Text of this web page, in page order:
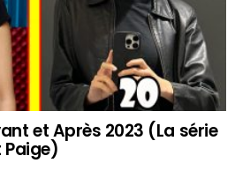
et Après 2023 (La série
Paige)